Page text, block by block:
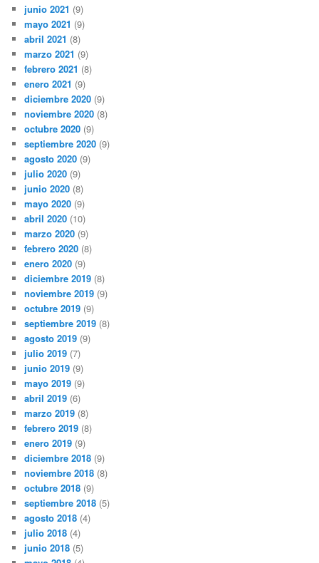
junio 2021 (9)
mayo 2021 (9)
abril 2021 (8)
marzo 2021 (9)
febrero 2021 (8)
enero 2021 (9)
diciembre 2020 (9)
noviembre 2020 (8)
octubre 2020 (9)
septiembre 2020 (9)
agosto 2020 (9)
julio 2020 (9)
junio 2020 (8)
mayo 2020 (9)
abril 2020 (10)
marzo 2020 (9)
febrero 2020 (8)
enero 2020 (9)
diciembre 2019 (8)
noviembre 2019 (9)
octubre 2019 (9)
septiembre 2019 (8)
agosto 2019 (9)
julio 2019 (7)
junio 2019 (9)
mayo 2019 (9)
abril 2019 (6)
marzo 2019 (8)
febrero 2019 (8)
enero 2019 (9)
diciembre 2018 (9)
noviembre 2018 (8)
octubre 2018 (9)
septiembre 2018 (5)
agosto 2018 (4)
julio 2018 (4)
junio 2018 (5)